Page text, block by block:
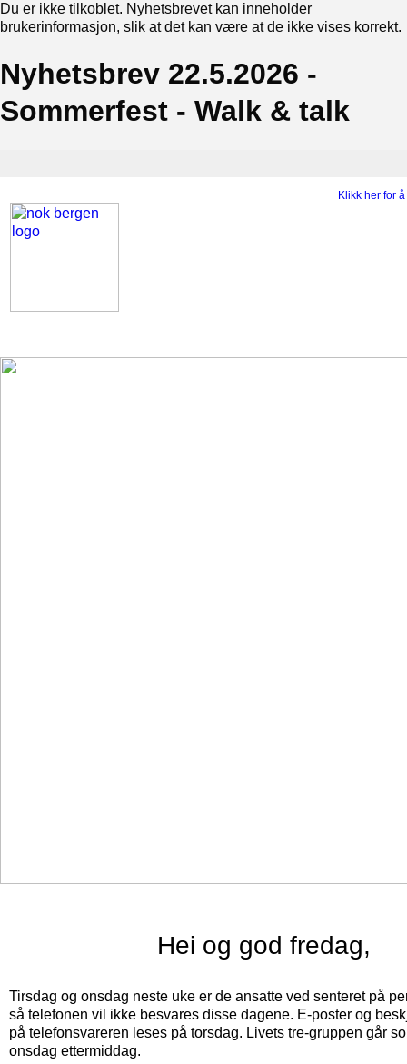
Du er ikke tilkoblet. Nyhetsbrevet kan inneholder
brukerinformasjon, slik at det kan være at de ikke vises korrekt.
Nyhetsbrev 22.5.2026 -
Sommerfest - Walk & talk
Klikk her for
‍Hei og god fredag,
Tirsdag og onsdag neste uke er de ansatte ved senteret på
så telefonen vil ikke besvares disse dagene. E-poster og
på telefonsvareren leses på torsdag. Livets tre-gruppen går
onsdag ettermiddag.